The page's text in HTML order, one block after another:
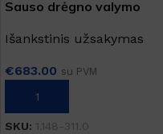
Sauso drėgno valymo
L"
Išankstinis užsakymas
€683.00 su PVM
Į KREPŠELĮ
SKU: 1.148-311.0